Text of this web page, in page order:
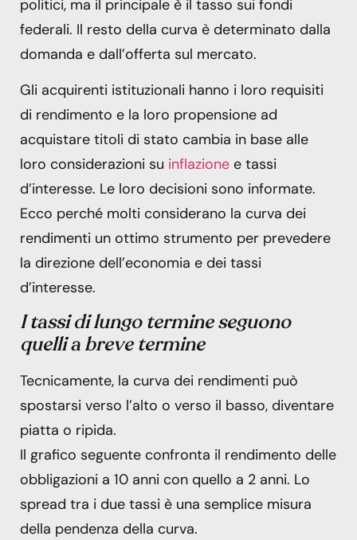
politici, ma il principale è il tasso sui fondi
federali. Il resto della curva è determinato dalla
domanda e dall’offerta sul mercato.
Gli acquirenti istituzionali hanno i loro requisiti
di rendimento e la loro propensione ad
acquistare titoli di stato cambia in base alle
loro considerazioni su inflazione e tassi
d’interesse. Le loro decisioni sono informate.
Ecco perché molti considerano la curva dei
rendimenti un ottimo strumento per prevedere
la direzione dell’economia e dei tassi
d’interesse.
I tassi di lungo termine seguono
quelli a breve termine
Tecnicamente, la curva dei rendimenti può
spostarsi verso l’alto o verso il basso, diventare
piatta o ripida.
Il grafico seguente confronta il rendimento delle
obbligazioni a 10 anni con quello a 2 anni. Lo
spread tra i due tassi è una semplice misura
della pendenza della curva.